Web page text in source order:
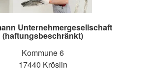
Unternehmergesellschaft
(haftungsbeschränkt)
Kommune 6
17440 Kröslin